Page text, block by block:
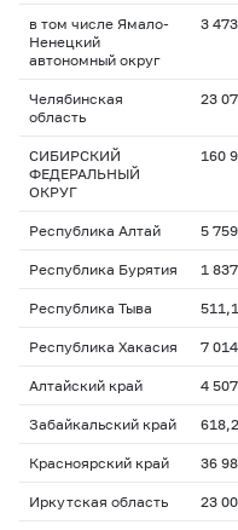
в том числе Ямало-
Ненецкий
автономный округ
3
Челябинская
область
23
СИБИРСКИЙ
ФЕДЕРАЛЬНЫЙ
ОКРУГ
160
Республика Алтай 5
Республика Бурятия 1
Республика Тыва 511,1
Республика Хакасия 7
Алтайский край 4
Забайкальский край 618,2
Красноярский край 36
Иркутская область 23